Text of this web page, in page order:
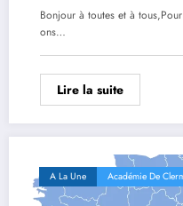
Bonjour à toutes et à
ons…
Lire la suite
A La Une Académie De